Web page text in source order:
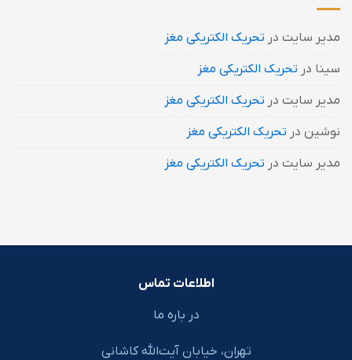
مدیر سایت در تحریک الکتریکی مغز
سینا در تحریک الکتریکی مغز
مدیر سایت در تحریک الکتریکی مغز
نوشین در تحریک الکتریکی مغز
مدیر سایت در تحریک الکتریکی مغز
اطلاعات تماس
در باره ما
تهران، خیابان آیت‌الله کاشانی